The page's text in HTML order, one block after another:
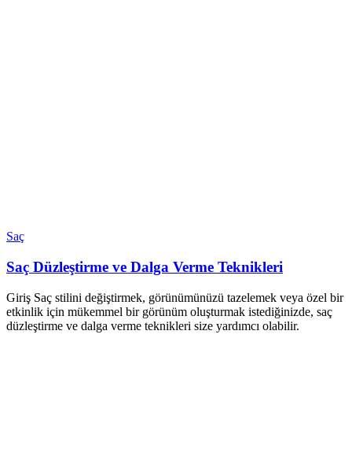
Saç
Saç Düzleştirme ve Dalga Verme Teknikleri
Giriş Saç stilini değiştirmek, görünümünüzü tazelemek veya özel bir
etkinlik için mükemmel bir görünüm oluşturmak istediğinizde, saç
düzleştirme ve dalga verme teknikleri size yardımcı olabilir.